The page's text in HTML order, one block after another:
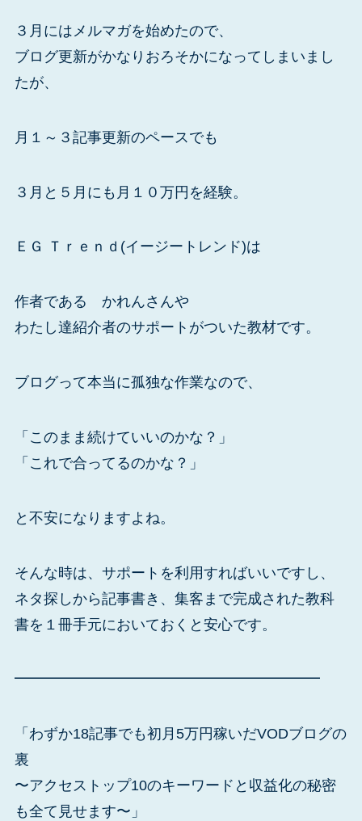
３月にはメルマガを始めたので、
ブログ更新がかなりおろそかになってしまいまし
たが、
月１～３記事更新のペースでも
３月と５月にも月１０万円を経験。
ＥＧ Ｔｒｅｎｄ(イージートレンド)は
作者である かれんさんや
わたし達紹介者のサポートがついた教材です。
ブログって本当に孤独な作業なので、
「このまま続けていいのかな？」
「これで合ってるのかな？」
と不安になりますよね。
そんな時は、サポートを利用すればいいですし、
ネタ探しから記事書き、集客まで完成された教科
書を１冊手元においておくと安心です。
━━━━━━━━━━━━━━━━━━━━━
「わずか18記事でも初月5万円稼いだVODブログの
裏
〜アクセストップ10のキーワードと収益化の秘密
も全て見せます〜」